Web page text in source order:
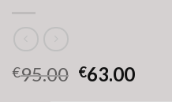
€95.00 €63.00